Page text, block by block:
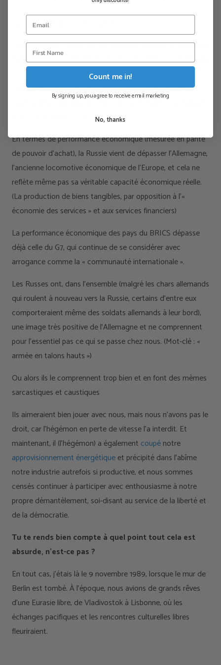
Cliquez ici pour voir la vidéo
Le fait est, que cela nous plaise ou non, que la Russie est un
pays immense et important qui, avec la Chine, se trouve à la
tête du nouvel ordre mondial multipolaire. Son importance
ne cesse de croître, car c’est précisément dans les pays du
Sud (où je vis moi-même) que son rôle est perçu de manière
En termes de performance économique (mesurée en parité
de pouvoir d’achat), la Russie vient de dépasser l’Allemagne,
l’ancienne locomotive économique de l’Europe, et cela ne
reflète même pas sa véritable capacité économique réelle.
(La production de biens tangibles, par opposition à l’«
économie des services » et aux services financiers)
La performance économique des pays du BRICS dépasse
déjà celle du G7, qui continue de se considérer avec
arrogance comme la « communauté internationale ».
Les Russes ont, dans l'ensemble (malgré les chars allemands
qui roulent à nouveau vers la Russie, certains d'entre eux
comporteraient même des soldats allemands à leur bord),
une image très positive de l'Allemagne et ne comprennent
pour l'essentiel pas ce qui se passe chez nous. (Mot-clé : «
armée en talons hauts »)
Ou alors ils le comprennent trop bien et en font des mèmes
sarcastiques et caustiques
Ils aimeraient bien jouer avec nous, mais nous n’avons pas le
droit, car l’hégémon en perte de vitesse l’a interdit. Et
maintenant, il (l’hégémon) a également coupénotre
approvisionnement énergétiqueet précipité dans l’abîme
notre industrie autrefois si productive, et nous sommes
censés continuer à participer avec enthousiasme à notre
propre démantèlement, soi-disant au service de la liberté et
de la démocratie.
Tu te rends bien compte à quel point tout cela est
absurde, n’est-ce pas ?
En tout cas, j’étais là le 9 novembre 1989, lorsque le mur de
Berlin est tombé. À l’époque, nous avions de grands rêves
d’une Eurasie libre, de Vladivostok à Lisbonne, où les
échanges pacifiques et les rencontres culturelles libres
fleuriraient.
Count me in!
By signing up, you agree to receive email marketing
No, thanks